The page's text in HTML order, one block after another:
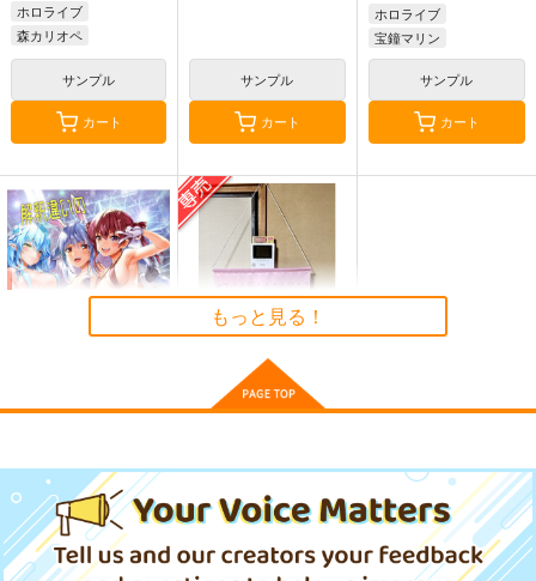
HOLO A LIVE
tex-mex
円（税込）
ホロライブ
サンプル
カート
（税込）
ホロライブ
兎田ぺこら
雪花ラミィサンプル
カート
Holoらくがき集
tex-mex
917円（税込）
ホロライブ
サンプル
HOLO A LIVE vol.5
tex-mex
ブルームサード
Hi-Tech Veats 04
INTX Rec.
サンプル
作品詳細
リメンバー・カイヨウ
Owen
1,232円（税込）
斎藤一
サンプル
作品詳細
ホロライブ
森カリオペ
サンプル
カート
サンプル
カート
ホロライブ
宝鐘マリン
サンプル
カート
Z-Less
660円（税込）
ホロライブ
兎田ぺこら
専売 3,144円（税込）
ホロライブ
宝鐘マリン
もっと見る！